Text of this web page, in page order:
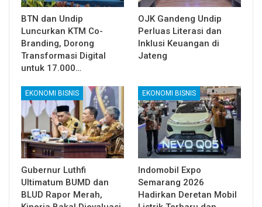
BTN dan Undip
Luncurkan KTM Co-
Branding, Dorong
Transformasi Digital
untuk 17.000…
OJK Gandeng Undip
Perluas Literasi dan
Inklusi Keuangan di
Jateng
EKONOMI BISNIS
Gubernur Luthfi
Ultimatum BUMD dan
BLUD Rapor Merah,
EKONOMI BISNIS
Indomobil Expo
Semarang 2026
Hadirkan Deretan Mobil